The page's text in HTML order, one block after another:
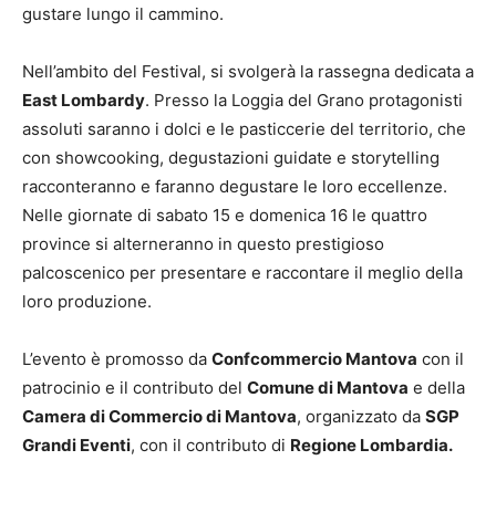
gustare lungo il cammino.
Nell’ambito del Festival, si svolgerà la rassegna dedicata a
East Lombardy. Presso la Loggia del Grano protagonisti
assoluti saranno i dolci e le pasticcerie del territorio, che
con showcooking, degustazioni guidate e storytelling
racconteranno e faranno degustare le loro eccellenze.
Nelle giornate di sabato 15 e domenica 16 le quattro
province si alterneranno in questo prestigioso
palcoscenico per presentare e raccontare il meglio della
loro produzione.
L’evento è promosso da Confcommercio Mantova con il
patrocinio e il contributo del Comune di Mantova e della
Camera di Commercio di Mantova, organizzato da SGP
Grandi Eventi, con il contributo di Regione Lombardia.